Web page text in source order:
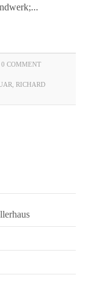
0 COMMENT
RICHARD